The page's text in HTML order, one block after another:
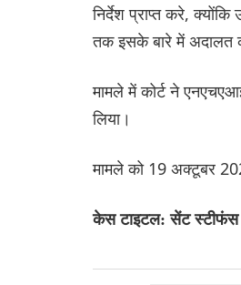
निर्देश प्राप्त करे,
तक इसके बारे में अदालत
मामले में कोर्ट ने
लिया।
मामले को 19 अक्टूबर
केस टाइटल: सेंट स्टीफंस